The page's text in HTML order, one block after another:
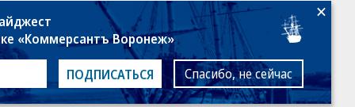
новости компаний, материалы с пометкой
опубликованы на коммерческой основе.
рекомендательные технологии.
Подробнее
«Коммерсантъ Воронеж»
ПОДПИСАТЬСЯ Спасибо, не сейчас